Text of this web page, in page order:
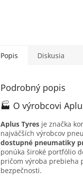
Popis Diskusia
Podrobný popis
🏭 O výrobcovi
Aplus Tyres je značka
najväčších výrobcov
dostupné pneumatiky
ponúka široké portfólio
pričom výroba prebieha
bezpečnosti.